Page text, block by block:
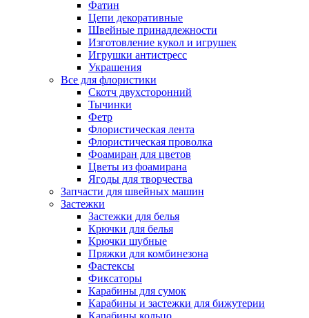
Фатин
Цепи декоративные
Швейные принадлежности
Изготовление кукол и игрушек
Игрушки антистресс
Украшения
Все для флористики
Скотч двухсторонний
Тычинки
Фетр
Флористическая лента
Флористическая проволка
Фоамиран для цветов
Цветы из фоамирана
Ягоды для творчества
Запчасти для швейных машин
Застежки
Застежки для белья
Крючки для белья
Крючки шубные
Пряжки для комбинезона
Фастексы
Фиксаторы
Карабины для сумок
Карабины и застежки для бижутерии
Карабины кольцо